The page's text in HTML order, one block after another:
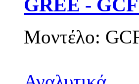
GREE -
Μοντέλο: